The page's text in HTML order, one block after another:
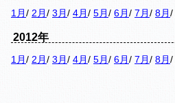
1月 / 2月 / 3月 / 4月 / 5月 / 6月 / 7月 / 8月 /
2012年
1月 / 2月 / 3月 / 4月 / 5月 / 6月 / 7月 / 8月 /